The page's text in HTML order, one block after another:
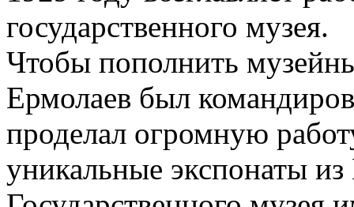
государственного музея.
Чтобы пополнить
Ермолаев был
проделал огромную
уникальные экспонаты